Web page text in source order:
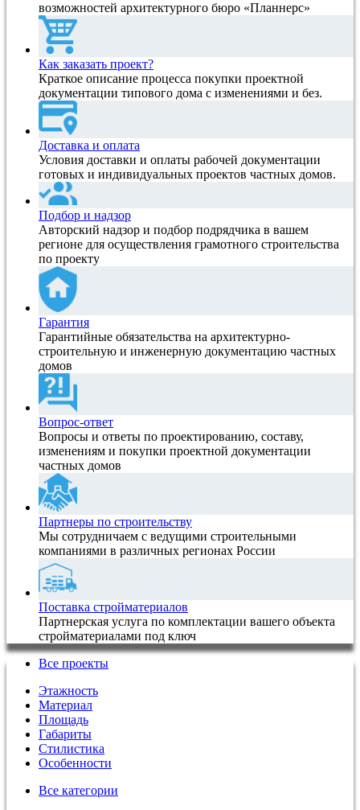
возможностей архитектурного бюро «Планнерс»
Как заказать проект?
Краткое описание процесса покупки проектной
документации типового дома с изменениями и без.
Доставка и оплата
Условия доставки и оплаты рабочей документации
готовых и индивидуальных проектов частных домов.
Подбор и надзор
Авторский надзор и подбор подрядчика в вашем
регионе для осуществления грамотного строительства
по проекту
Гарантия
Гарантийные обязательства на архитектурно-
строительную и инженерную документацию частных
домов
Вопрос-ответ
Вопросы и ответы по проектированию, составу,
изменениям и покупки проектной документации
частных домов
Партнеры по строительству
Мы сотрудничаем с ведущими строительными
компаниями в различных регионах России
Поставка стройматериалов
Партнерская услуга по комплектации вашего объекта
стройматериалами под ключ
Все проекты
Этажность
Материал
Площадь
Габариты
Стилистика
Особенности
Все категории